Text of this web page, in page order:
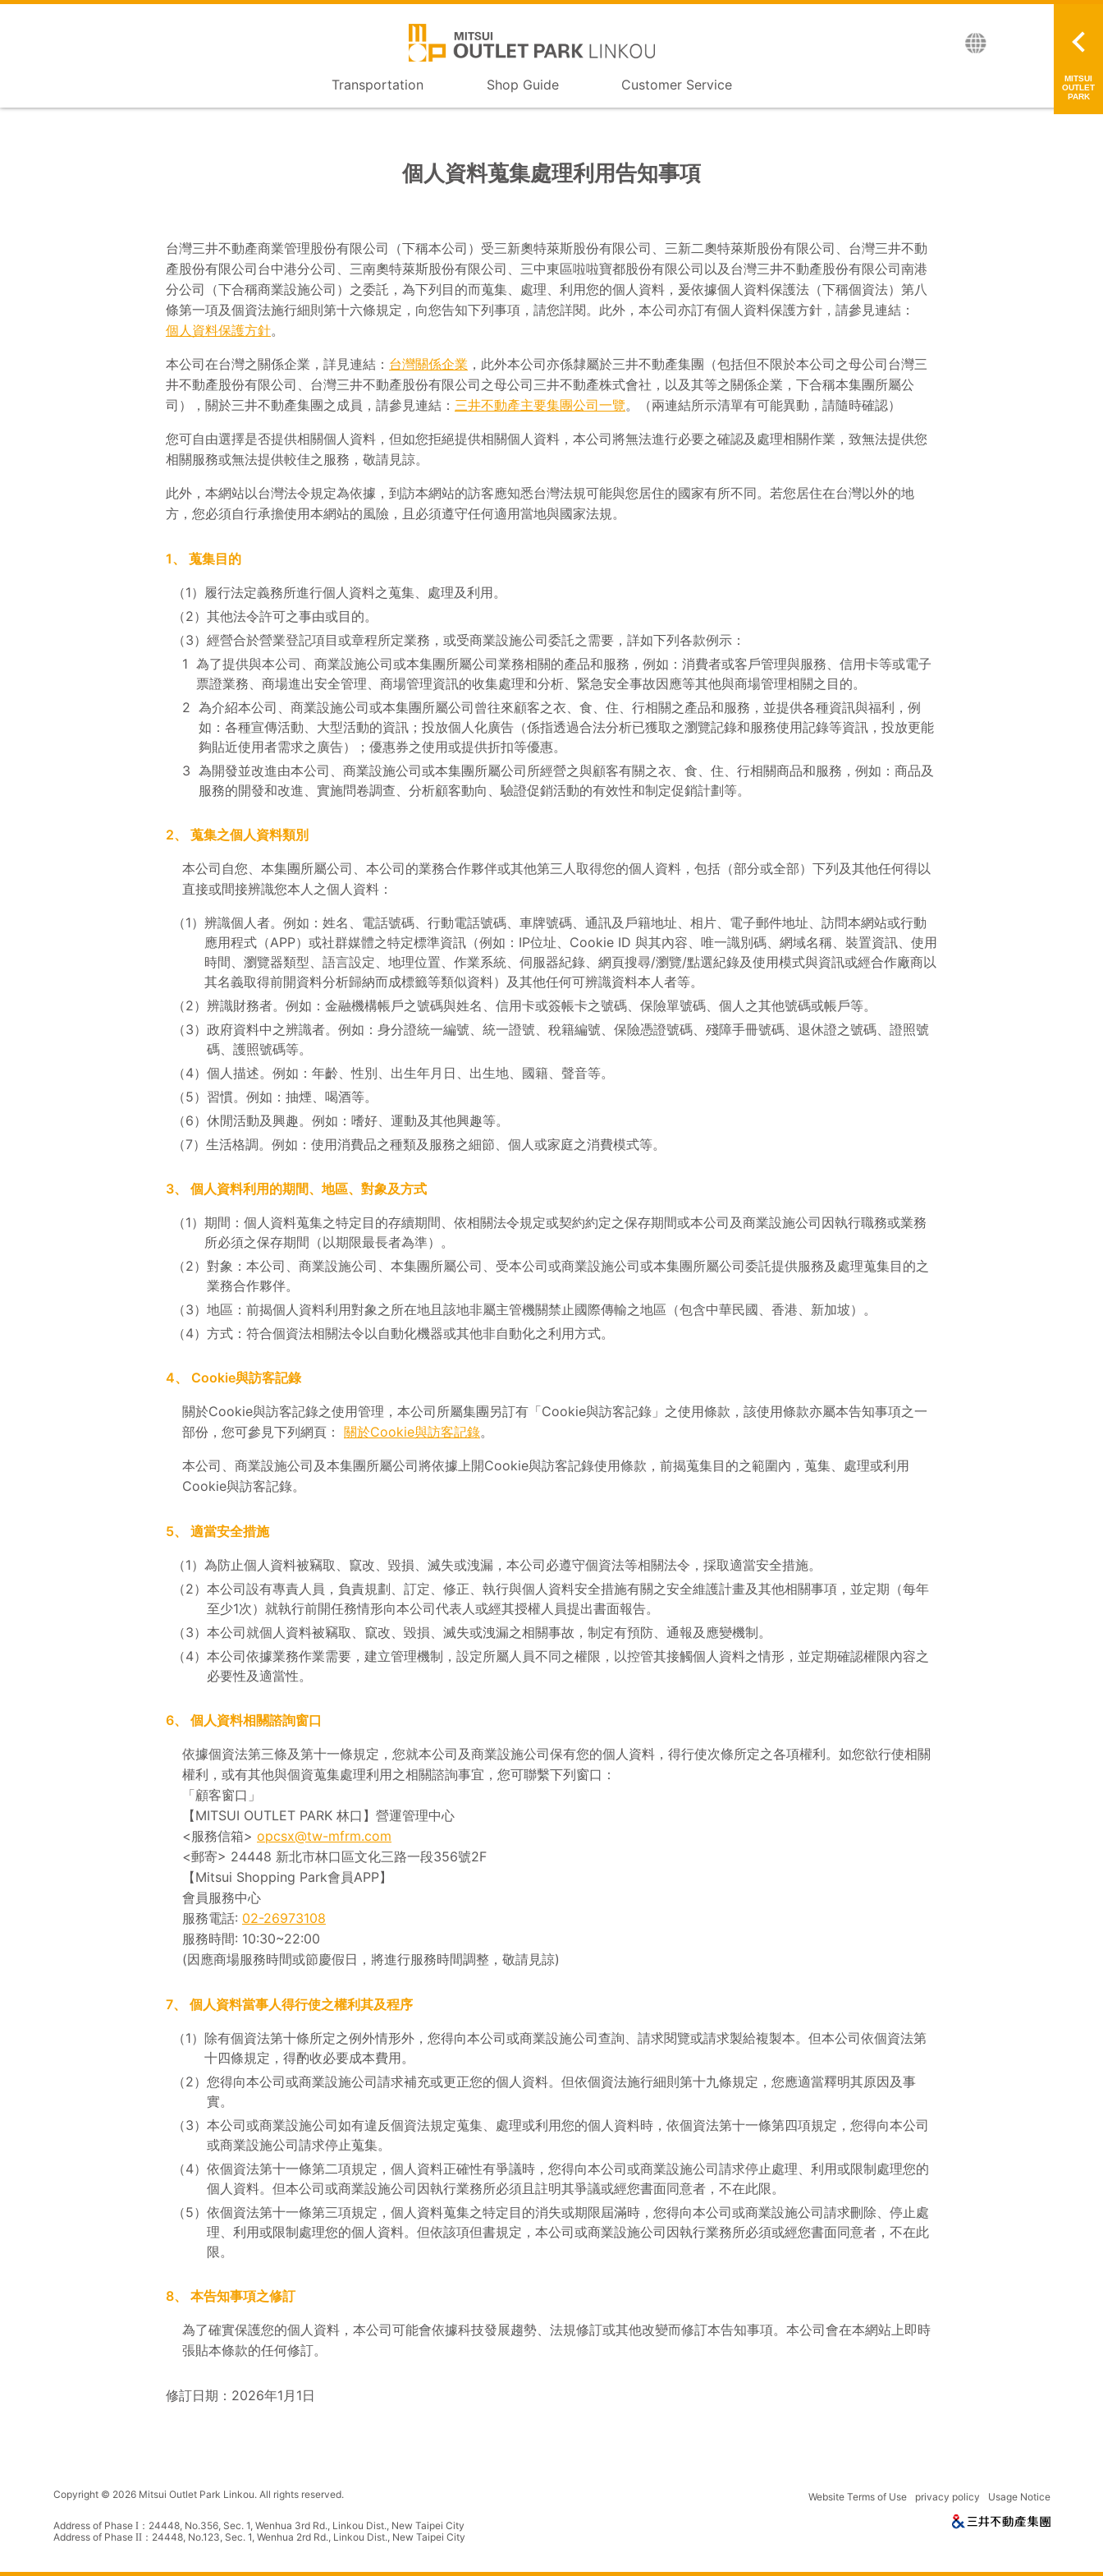
日本語
Transportation Shop Guide Customer Service
MITSUI
OUTLET
PARK
個人資料蒐集處理利用告知事項
台灣三井不動產商業管理股份有限公司（下稱本公司）受三新奧特萊斯股份有限公司、三新二奧特萊斯股份有限公司、台灣三井不動
產股份有限公司台中港分公司、三南奧特萊斯股份有限公司、三中東區啦啦寶都股份有限公司以及台灣三井不動產股份有限公司南港
分公司（下合稱商業設施公司）之委託，為下列目的而蒐集、處理、利用您的個人資料，爰依據個人資料保護法（下稱個資法）第八
條第一項及個資法施行細則第十六條規定，向您告知下列事項，請您詳閱。此外，本公司亦訂有個人資料保護方針，請參見連結：
個人資料保護方針。
本公司在台灣之關係企業，詳見連結： 台灣關係企業 ，此外本公司亦係隸屬於三井不動產集團（包括但不限於本公司之母公司台灣三
井不動產股份有限公司、台灣三井不動產股份有限公司之母公司三井不動產株式會社，以及其等之關係企業，下合稱本集團所屬公
司），關於三井不動產集團之成員，請參見連結： 三井不動產主要集團公司一覽。（兩連結所示清單有可能異動，請隨時確認）
您可自由選擇是否提供相關個人資料，但如您拒絕提供相關個人資料，本公司將無法進行必要之確認及處理相關作業，致無法提供您
相關服務或無法提供較佳之服務，敬請見諒。
此外，本網站以台灣法令規定為依據，到訪本網站的訪客應知悉台灣法規可能與您居住的國家有所不同。若您居住在台灣以外的地
方，您必須自行承擔使用本網站的風險，且必須遵守任何適用當地與國家法規。
1、 蒐集目的
（1） 履行法定義務所進行個人資料之蒐集、處理及利用。
（2） 其他法令許可之事由或目的。
（3） 經營合於營業登記項目或章程所定業務，或受商業設施公司委託之需要，詳如下列各款例示：
1 為了提供與本公司、商業設施公司或本集團所屬公司業務相關的產品和服務，例如：消費者或客戶管理與服務、信用卡等或電子
票證業務、商場進出安全管理、商場管理資訊的收集處理和分析、緊急安全事故因應等其他與商場管理相關之目的。
2 為介紹本公司、商業設施公司或本集團所屬公司曾往來顧客之衣、食、住、行相關之產品和服務，並提供各種資訊與福利，例
如：各種宣傳活動、大型活動的資訊；投放個人化廣告（係指透過合法分析已獲取之瀏覽記錄和服務使用記錄等資訊，投放更能
夠貼近使用者需求之廣告）；優惠券之使用或提供折扣等優惠。
3 為開發並改進由本公司、商業設施公司或本集團所屬公司所經營之與顧客有關之衣、食、住、行相關商品和服務，例如：商品及
服務的開發和改進、實施問卷調查、分析顧客動向、驗證促銷活動的有效性和制定促銷計劃等。
2、 蒐集之個人資料類別
本公司自您、本集團所屬公司、本公司的業務合作夥伴或其他第三人取得您的個人資料，包括（部分或全部）下列及其他任何得以
直接或間接辨識您本人之個人資料：
（1） 辨識個人者。例如：姓名、電話號碼、行動電話號碼、車牌號碼、通訊及戶籍地址、相片、電子郵件地址、訪問本網站或行動
應用程式（APP）或社群媒體之特定標準資訊（例如：IP位址、Cookie ID 與其內容、唯一識別碼、網域名稱、裝置資訊、使用
時間、瀏覽器類型、語言設定、地理位置、作業系統、伺服器紀錄、網頁搜尋/瀏覽/點選紀錄及使用模式與資訊或經合作廠商以
其名義取得前開資料分析歸納而成標籤等類似資料）及其他任何可辨識資料本人者等。
（2） 辨識財務者。例如：金融機構帳戶之號碼與姓名、信用卡或簽帳卡之號碼、保險單號碼、個人之其他號碼或帳戶等。
（3） 政府資料中之辨識者。例如：身分證統一編號、統一證號、稅籍編號、保險憑證號碼、殘障手冊號碼、退休證之號碼、證照號
碼、護照號碼等。
（4） 個人描述。例如：年齡、性別、出生年月日、出生地、國籍、聲音等。
（5） 習慣。例如：抽煙、喝酒等。
（6） 休閒活動及興趣。例如：嗜好、運動及其他興趣等。
（7） 生活格調。例如：使用消費品之種類及服務之細節、個人或家庭之消費模式等。
3、 個人資料利用的期間、地區、對象及方式
（1） 期間：個人資料蒐集之特定目的存續期間、依相關法令規定或契約約定之保存期間或本公司及商業設施公司因執行職務或業務
所必須之保存期間（以期限最長者為準）。
（2） 對象：本公司、商業設施公司、本集團所屬公司、受本公司或商業設施公司或本集團所屬公司委託提供服務及處理蒐集目的之
業務合作夥伴。
（3） 地區：前揭個人資料利用對象之所在地且該地非屬主管機關禁止國際傳輸之地區（包含中華民國、香港、新加坡）。
（4） 方式：符合個資法相關法令以自動化機器或其他非自動化之利用方式。
4、 Cookie與訪客記錄
關於Cookie與訪客記錄之使用管理，本公司所屬集團另訂有「Cookie與訪客記錄」之使用條款，該使用條款亦屬本告知事項之一
部份，您可參見下列網頁： 關於Cookie與訪客記錄。
本公司、商業設施公司及本集團所屬公司將依據上開Cookie與訪客記錄使用條款，前揭蒐集目的之範圍內，蒐集、處理或利用
Cookie與訪客記錄。
5、 適當安全措施
（1） 為防止個人資料被竊取、竄改、毀損、滅失或洩漏，本公司必遵守個資法等相關法令，採取適當安全措施。
（2） 本公司設有專責人員，負責規劃、訂定、修正、執行與個人資料安全措施有關之安全維護計畫及其他相關事項，並定期（每年
至少1次）就執行前開任務情形向本公司代表人或經其授權人員提出書面報告。
（3） 本公司就個人資料被竊取、竄改、毀損、滅失或洩漏之相關事故，制定有預防、通報及應變機制。
（4） 本公司依據業務作業需要，建立管理機制，設定所屬人員不同之權限，以控管其接觸個人資料之情形，並定期確認權限內容之
必要性及適當性。
6、 個人資料相關諮詢窗口
依據個資法第三條及第十一條規定，您就本公司及商業設施公司保有您的個人資料，得行使次條所定之各項權利。如您欲行使相關
權利，或有其他與個資蒐集處理利用之相關諮詢事宜，您可聯繫下列窗口：
「顧客窗口」
【MITSUI OUTLET PARK 林口】營運管理中心
<服務信箱> opcsx@tw-mfrm.com
<郵寄> 24448 新北市林口區文化三路一段356號2F
【Mitsui Shopping Park會員APP】
會員服務中心
服務電話: 02-26973108
服務時間: 10:30~22:00
(因應商場服務時間或節慶假日，將進行服務時間調整，敬請見諒)
7、 個人資料當事人得行使之權利其及程序
（1） 除有個資法第十條所定之例外情形外，您得向本公司或商業設施公司查詢、請求閱覽或請求製給複製本。但本公司依個資法第
十四條規定，得酌收必要成本費用。
（2） 您得向本公司或商業設施公司請求補充或更正您的個人資料。但依個資法施行細則第十九條規定，您應適當釋明其原因及事
實。
（3） 本公司或商業設施公司如有違反個資法規定蒐集、處理或利用您的個人資料時，依個資法第十一條第四項規定，您得向本公司
或商業設施公司請求停止蒐集。
（4） 依個資法第十一條第二項規定，個人資料正確性有爭議時，您得向本公司或商業設施公司請求停止處理、利用或限制處理您的
個人資料。但本公司或商業設施公司因執行業務所必須且註明其爭議或經您書面同意者，不在此限。
（5） 依個資法第十一條第三項規定，個人資料蒐集之特定目的消失或期限屆滿時，您得向本公司或商業設施公司請求刪除、停止處
理、利用或限制處理您的個人資料。但依該項但書規定，本公司或商業設施公司因執行業務所必須或經您書面同意者，不在此
限。
8、 本告知事項之修訂
為了確實保護您的個人資料，本公司可能會依據科技發展趨勢、法規修訂或其他改變而修訂本告知事項。本公司會在本網站上即時
張貼本條款的任何修訂。
修訂日期：2026年1月1日
Copyright © 2026 Mitsui Outlet Park Linkou. All rights reserved.
Address of Phase I：24448, No.356, Sec. 1, Wenhua 3rd Rd., Linkou Dist., New Taipei City
Address of Phase II：24448, No.123, Sec. 1, Wenhua 2rd Rd., Linkou Dist., New Taipei City
Website Terms of Use privacy policy Usage Notice